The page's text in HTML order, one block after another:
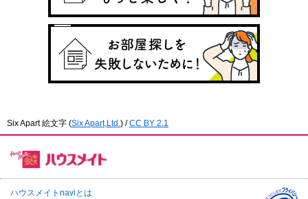
Six Apart 絵文字 (Six Apart,Ltd. ) /CC BY 2.1
ハウスメイトnaviとは